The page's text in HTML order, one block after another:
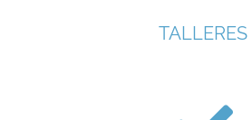
TALLERES